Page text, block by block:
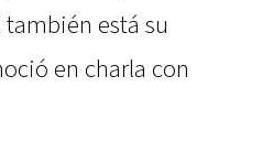
está su
en charla con